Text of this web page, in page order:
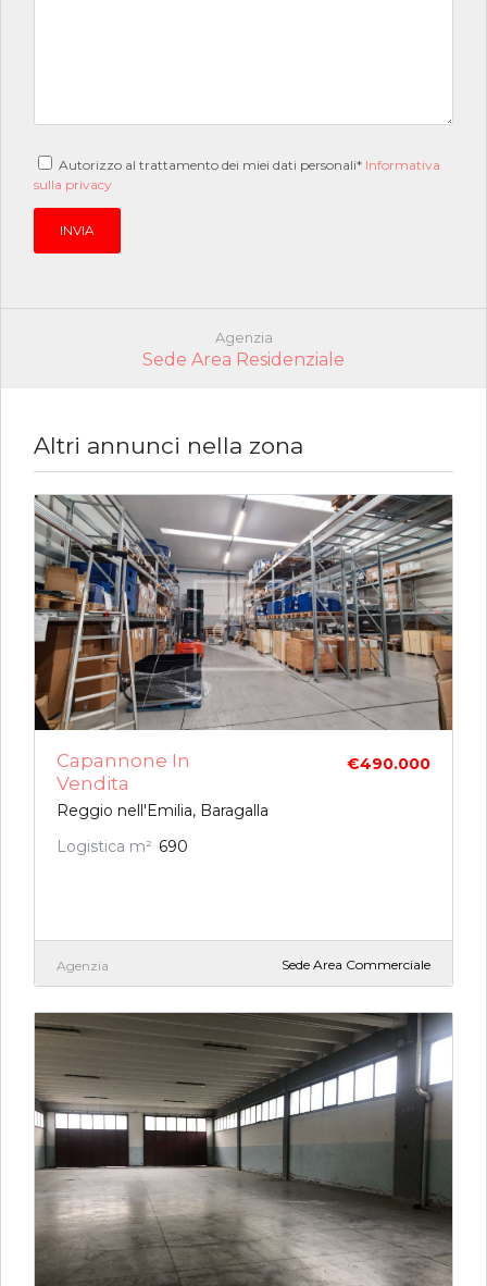
Autorizzo al trattamento dei miei dati personali* Informativa
sulla privacy
Agenzia
Sede Area Residenziale
Altri annunci nella zona
Capannone In
Vendita
Reggio nell'Emilia, Baragalla
€490.000
Logistica m² 690
Agenzia Sede Area Commerciale